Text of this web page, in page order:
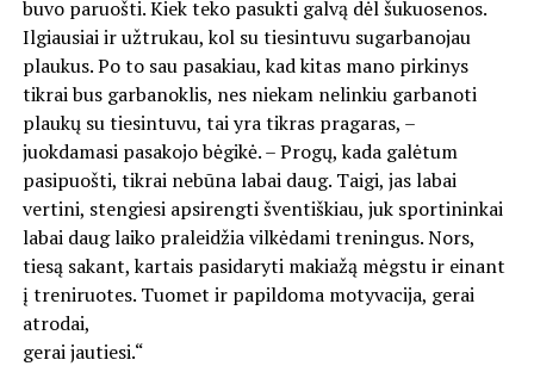
buvo paruošti. Kiek teko pasukti galvą dėl šukuosenos.
Ilgiausiai ir užtrukau, kol su tiesintuvu sugarbanojau
plaukus. Po to sau pasakiau, kad kitas mano pirkinys
tikrai bus garbanoklis, nes niekam nelinkiu garbanoti
plaukų su tiesintuvu, tai yra tikras pragaras, –
juokdamasi pasakojo bėgikė. – Progų, kada galėtum
pasipuošti, tikrai nebūna labai daug. Taigi, jas labai
vertini, stengiesi apsirengti šventiškiau, juk sportininkai
labai daug laiko praleidžia vilkėdami treningus. Nors,
tiesą sakant, kartais pasidaryti makiažą mėgstu ir einant
į treniruotes. Tuomet ir papildoma motyvacija, gerai
atrodai,
gerai jautiesi.“